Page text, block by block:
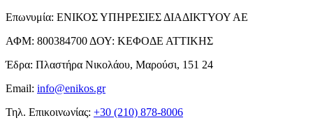
Επωνυμία: ΕΝΙΚΟΣ ΥΠΗΡΕΣΙΕΣ ΔΙΑΔΙΚΤΥΟΥ ΑΕ
ΑΦΜ: 800384700 ΔΟΥ: ΚΕΦΟΔΕ ΑΤΤΙΚΗΣ
Έδρα: Πλαστήρα Νικολάου, Μαρούσι, 151 24
Email: info@enikos.gr
Τηλ. Επικοινωνίας: +30 (210) 878-8006